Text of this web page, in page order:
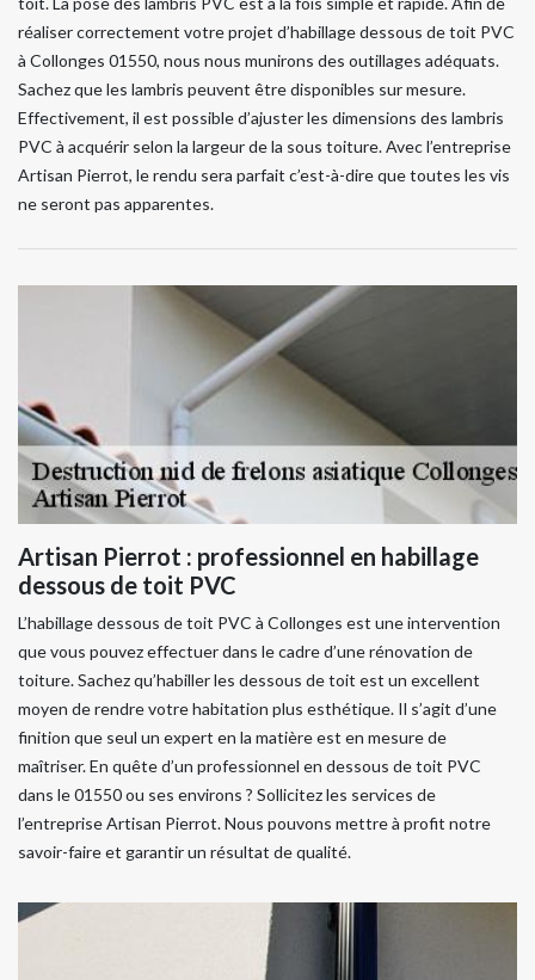
réaliser correctement votre projet d’habillage dessous de toit PVC
à Collonges 01550, nous nous munirons des outillages adéquats.
Sachez que les lambris peuvent être disponibles sur mesure.
Effectivement, il est possible d’ajuster les dimensions des lambris
PVC à acquérir selon la largeur de la sous toiture. Avec l’entreprise
Artisan Pierrot, le rendu sera parfait c’est-à-dire que toutes les vis
ne seront pas apparentes.
Artisan Pierrot : professionnel en habillage
dessous de toit PVC
L’habillage dessous de toit PVC à Collonges est une intervention
que vous pouvez effectuer dans le cadre d’une rénovation de
toiture. Sachez qu’habiller les dessous de toit est un excellent
moyen de rendre votre habitation plus esthétique. Il s’agit d’une
finition que seul un expert en la matière est en mesure de
maîtriser. En quête d’un professionnel en dessous de toit PVC
dans le 01550 ou ses environs ? Sollicitez les services de
l’entreprise Artisan Pierrot. Nous pouvons mettre à profit notre
savoir-faire et garantir un résultat de qualité.